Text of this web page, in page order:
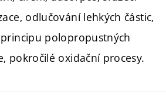
odlučování lehkých částic,
polopropustných
pokročilé oxidační procesy.